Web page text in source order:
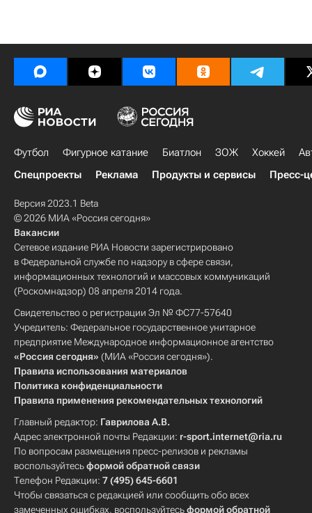
Футбол Фигурное катание Биатлон ЗОЖ Хоккей
Спецпроекты
Реклама Продукты и сервисы Пресс-
Версия 2023.1 Beta
© 2026 МИА «Россия сегодня»
Вакансии
Сетевое издание РИА Новости зарегистрировано
в Федеральной службе по надзору в сфере связи,
информационных технологий и массовых коммуникаций
(Роскомнадзор) 08 апреля 2014 года.
Свидетельство о регистрации Эл № ФС77-57640
Учредитель: Федеральное государственное унитарное
предприятие Международное информационное агентство
«Россия сегодня» (МИА «Россия сегодня»).
Правила использования материалов
Политика конфиденциальности
Правила применения рекомендательных технологий
Главный редактор: Гаврилова А.В.
Адрес электронной почты Редакции: r-sport.internet@ria.ru
По вопросам размещения пресс-релизов и рекламы
воспользуйтесьформой обратной связи
Телефон Редакции: 7 (495) 645-6601
Чтобы связаться с редакцией или сообщить обо всех
замеченных ошибках, воспользуйтесьформой обратной